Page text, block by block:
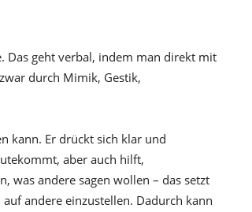
Das geht verbal, indem man direkt mit
durch Mimik, Gestik,
kann. Er drückt sich klar und
aber auch hilft,
was andere sagen wollen – das setzt
andere einzustellen. Dadurch kann